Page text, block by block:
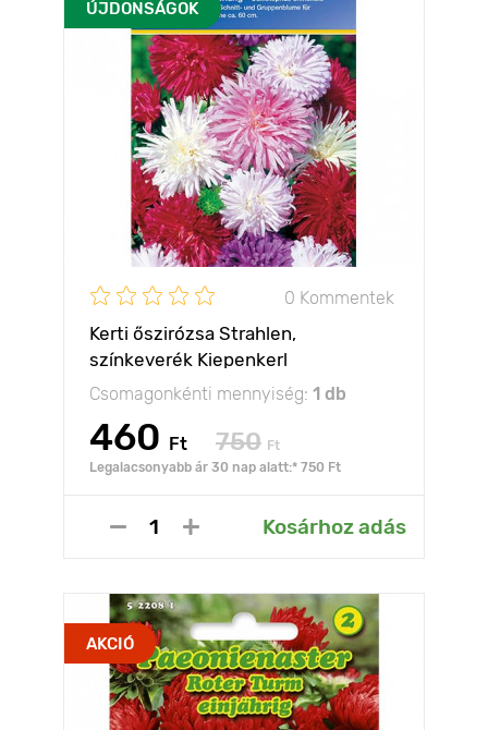
ÚJDONSÁGOK
0 Kommentek
Kerti őszirózsa Strahlen,
színkeverék Kiepenkerl
Csomagonkénti mennyiség: 1 db
460 Ft 750 Ft
Legalacsonyabb ár 30 nap alatt:* 750 Ft
Kosárhoz adás
AKCIÓ